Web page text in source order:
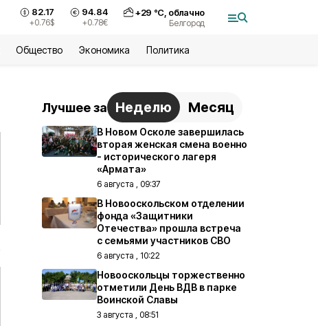
82.17
+0.76$
94.84
+0.78€
+29 °С, облачно
Белгород
Общество Экономика Политика
Лучшее за Неделю Месяц
В Новом Осколе завершилась
вторая женская смена военно
- исторического лагеря
«Армата»
6 августа , 09:37
В Новооскольском отделении
фонда «Защитники
Отечества» прошла встреча
с семьями участников СВО
6 августа , 10:22
Новооскольцы торжественно
отметили День ВДВ в парке
Воинской Славы
3 августа , 08:51